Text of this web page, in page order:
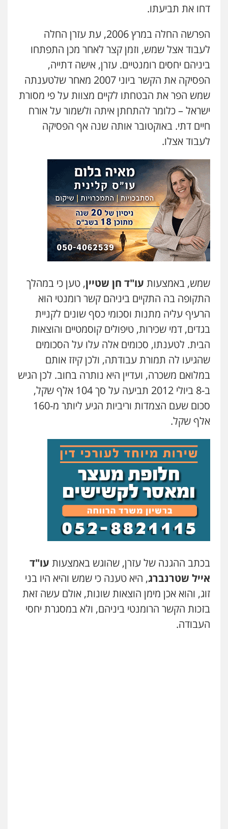
דחו את תביעתו.
הפרשה החלה במרץ 2006, עת עזרן החלה
לעבוד אצל שמש, וזמן קצר לאחר מכן התפתחו
ביניהם יחסים רומנטיים. עזרן, אישה דתייה,
הפסיקה את הקשר ביוני 2007 מאחר שלטענתה
שמש הפר את הבטחתו לקיים מצוות על פי מסורת
ישראל – כלומר להתחתן איתה ולשמור על אורח
חיים דתי. באוקטובר אותה שנה אף הפסיקה
לעבוד אצלו.
שמש, באמצעות עו"ד חן שטיין, טען כי במהלך
התקופה בה התקיים ביניהם קשר רומנטי הוא
הרעיף עליה מתנות וסכומי כסף שונים לקניית
בגדים, דמי שכירות, טיפולים קוסמטיים והוצאות
הבית. לטענתו, סכומים אלה עלו על הסכומים
שהגיעו לה תמורת עבודתה, ולכן קיזז אותם
במלואם משכרה, ועדיין היא נותרה בחוב. לכן הגיש
ב-8 ביולי 2012 תביעה על סך 104 אלף שקל,
סכום שעם הצמדות וריביות הגיע ליותר מ-160
אלף שקל.
בכתב ההגנה של עזרן, שהוגש באמצעות עו"ד
אייל שטרנברג, היא טענה כי שמש והיא היו בני
זוג, והוא אכן מימן הוצאות שונות, אולם עשה זאת
בזכות הקשר הרומנטי ביניהם, ולא במסגרת יחסי
העבודה.